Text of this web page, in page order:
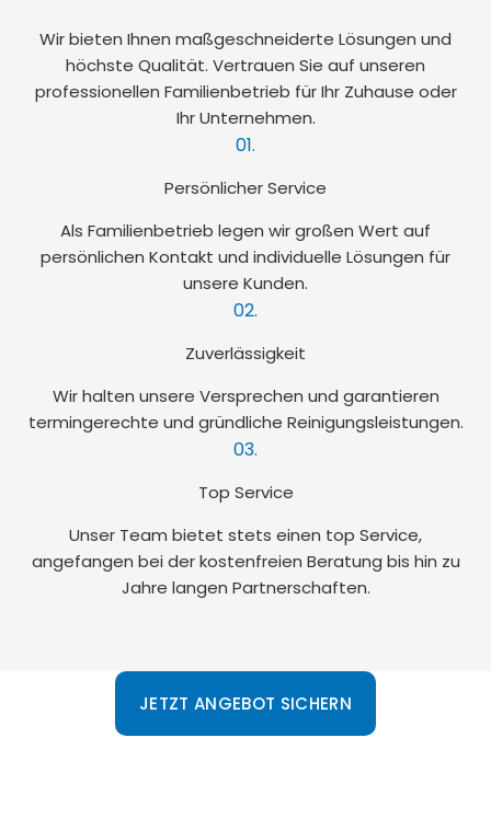
Wir bieten Ihnen maßgeschneiderte Lösungen und
höchste Qualität. Vertrauen Sie auf unseren
professionellen Familienbetrieb für Ihr Zuhause oder
Ihr Unternehmen.
01.
Persönlicher Service
Als Familienbetrieb legen wir großen Wert auf
persönlichen Kontakt und individuelle Lösungen für
unsere Kunden.
02.
Zuverlässigkeit
Wir halten unsere Versprechen und garantieren
termingerechte und gründliche Reinigungsleistungen.
03.
Top Service
Unser Team bietet stets einen top Service,
angefangen bei der kostenfreien Beratung bis hin zu
Jahre langen Partnerschaften.
JETZT ANGEBOT SICHERN